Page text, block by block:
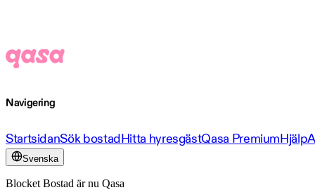
Navigering
StartsidanSök bostadHitta hyresgästQasa PremiumHjälp
Svenska
Blocket Bostad är nu Qasa